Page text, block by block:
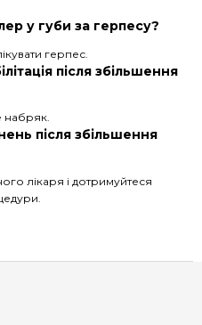
у губи за герпесу?
герпес.
після збільшення
набряк.
після збільшення
лікаря і дотримуйтеся